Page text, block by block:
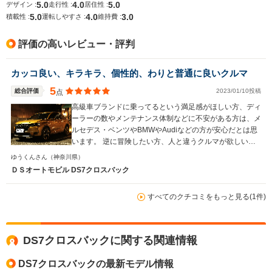
17.0km/L
デザイン :5.0走行性 :4.0居住性 :5.0
積載性 :5.0運転しやすさ :4.0維持費 :3.0
評価の高いレビュー・評判
カッコ良い、キラキラ、個性的、わりと普通に良いクルマ
総合評価 5点 2023/01/10投稿
高級車ブランドに乗ってるという満足感がほしい方、ディ
ーラーの数やメンテナンス体制などに不安がある方は、メ
ルセデス・ベンツやBMWやAudiなどの方が安心だとは思
います。 逆に冒険したい方、人と違うクルマが欲しい方
には有力な候補のひとつになると思います。 実際に、ド
イツ車の安心感や安定感から離れて個性が欲しいという方
が購入されるケースが多いとディーラーさんに伺いまし
てのデキの良さも是非のって試していただきたいです。
滑らかさ、実燃費の良さなどは結構優秀だと思います。
ですので、メリットデメリットを差し引いてもなお、独裁
的なデザインに惹かれた、自分の好きなものに囲まれてい
たい方にとっては、DS7の“単純なクルマとしてのデキの
良さ”も含めておすすめしたいクルマだと思います。 万人
ゆうくんさん （神奈川県）
ＤＳオートモビル DS7クロスバック
すべてのクチコミをもっと見る(1件)
DS7クロスバックに関する関連情報
DS7クロスバックの最新モデル情報